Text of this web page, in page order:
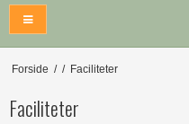
Forside / / Faciliteter
Faciliteter